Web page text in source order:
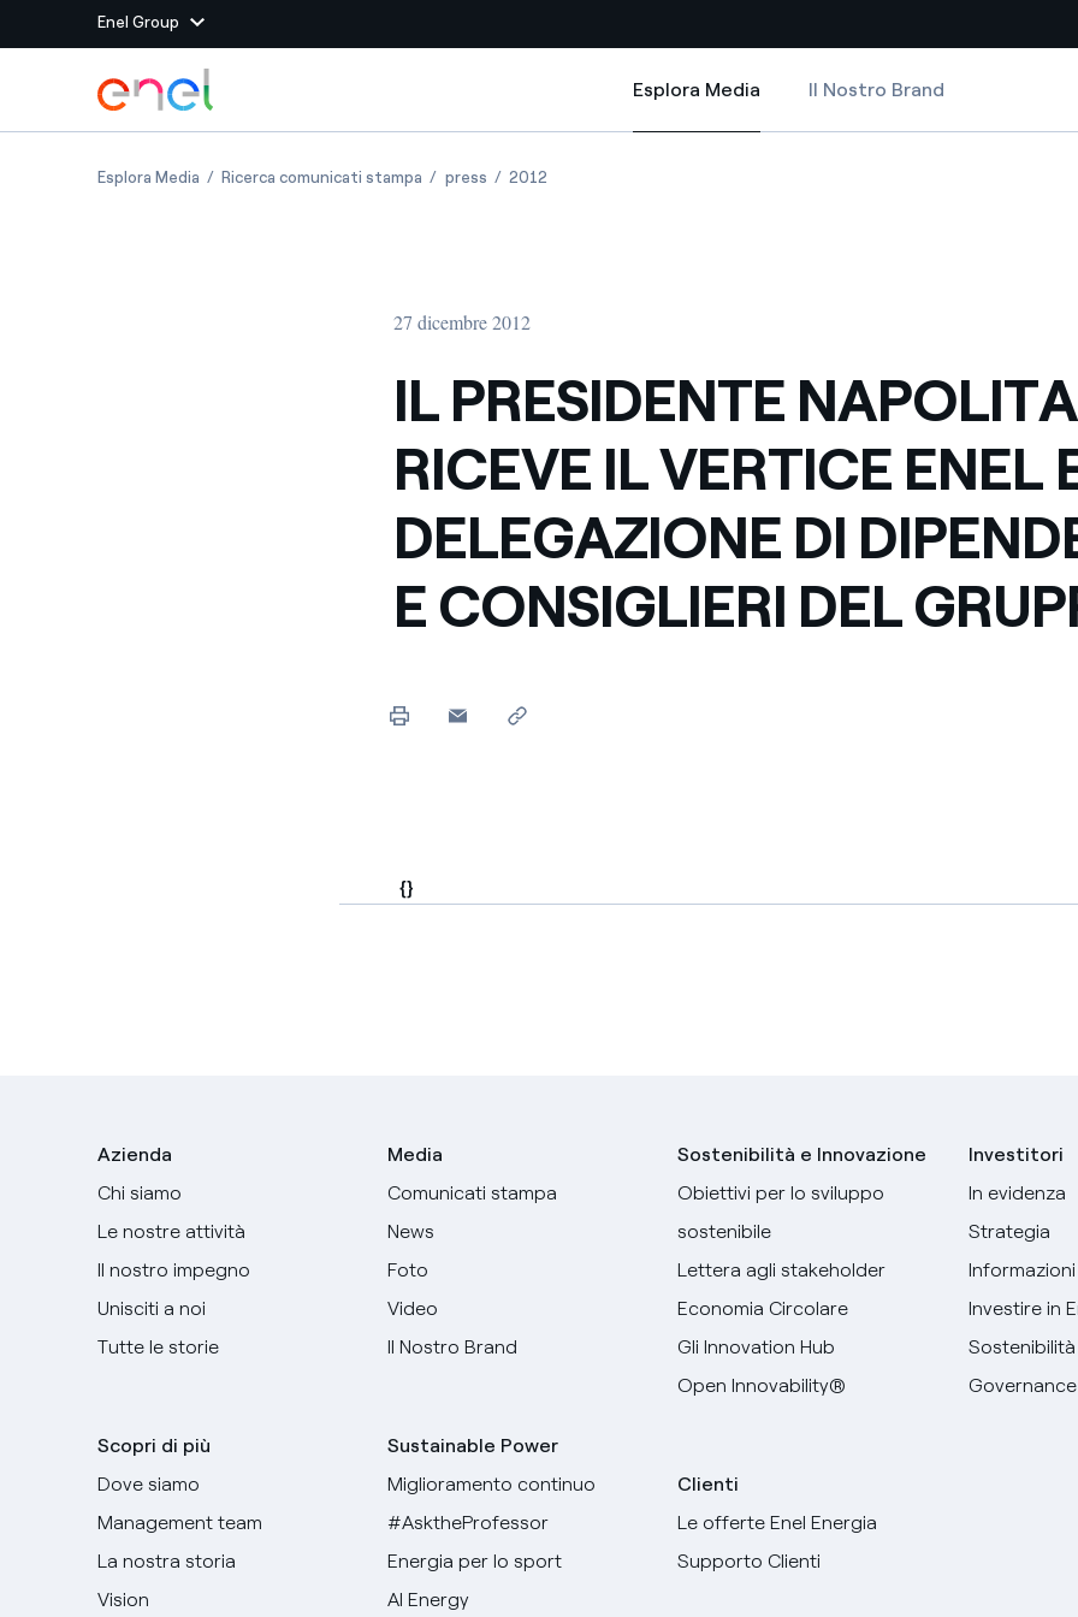
Enel Group
Siti del Gruppo
Enel Green Power Produciamo energia pulita da fonti rinnovabili
Massimizziamo la creazione di valore grazie al
rapporto con i nostri fornitori
energia pulita
Raccontiamo la storia dell'elettricità in Italia
Siti Paese
Colombia
Iberia
Italia
Nord America
Vai al contenuto principale
Esplora Media
Esplora Media
Il Nostro Brand
Esplora MediaIL PRESIDENTE NAPOLITANO RICEVE IL VERTICE ENEL E UNA DELEGAZIONE DI DIPENDENTI E CONSIGLIERI DEL GRUPPO
Ricerca comunicati stampa IL PRESIDENTE NAPOLITANO RICEVE IL VERTICE ENEL E UNA DELEGAZIONE DI
pressIL PRESIDENTE NAPOLITANO RICEVE IL VERTICE ENEL E UNA DELEGAZIONE DI
2012
27 dicembre 2012
IL PRESIDENTE
RICEVE IL VERTICE ENEL
DELEGAZIONE DI
E CONSIGLIERI DEL
{}
Azienda
Chi siamo
Le nostre attività
Il nostro impegno
Unisciti a noi
Tutte le storie
Scopri di più
Dove siamo
Management team
La nostra storia
Vision
Media
Comunicati stampa
News
Foto
Video
Il Nostro Brand
Sustainable Power
Miglioramento continuo
#AsktheProfessor
Energia per lo sport
AI Energy
Sostenibilità e Innovazione
Obiettivi per lo sviluppo
sostenibile
Lettera agli stakeholder
Economia Circolare
Gli Innovation Hub
Open Innovability®
Clienti
Le offerte Enel Energia
Supporto Clienti
Investitori
In evidenza
Strategia
Investire in
Sostenibilità
Governance